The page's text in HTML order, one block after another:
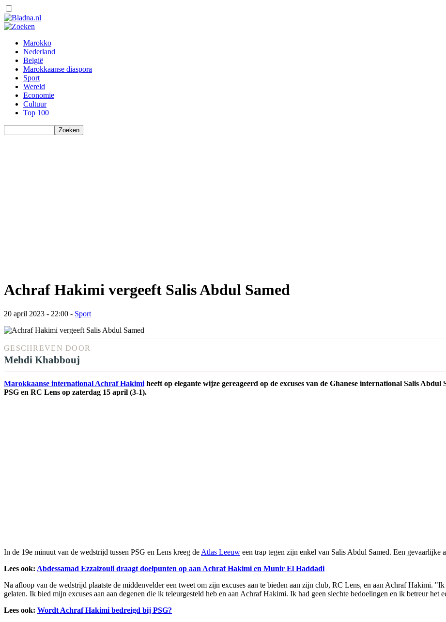
Marokko
Nederland
België
Marokkaanse diaspora
Sport
Wereld
Economie
Cultuur
Top 100
Achraf Hakimi vergeeft Salis Abdul Samed
20 april 2023 - 22:00 - Sport
GESCHREVEN DOOR
Mehdi Khabbouj
Marokkaanse international Achraf Hakimi heeft op elegante wijze gereageerd op de excuses van de Ghanese international Salis
PSG en RC Lens op zaterdag 15 april (3-1).
In de 19e minuut van de wedstrijd tussen PSG en Lens kreeg de Atlas Leeuw een trap tegen zijn enkel van Salis Abdul Samed. Een gevaarlijke
Lees ook: Abdessamad Ezzalzouli draagt doelpunten op aan Achraf Hakimi en Munir El Haddadi
Na afloop van de wedstrijd plaatste de middenvelder een tweet om zijn excuses aan te bieden aan zijn club, RC Lens, en aan Achraf Hakimi.
gelaten. Ik bied mijn excuses aan aan degenen die ik teleurgesteld heb en aan Achraf Hakimi. Ik had geen slechte bedoelingen en ik betreur het
Lees ook: Wordt Achraf Hakimi bedreigd bij PSG?